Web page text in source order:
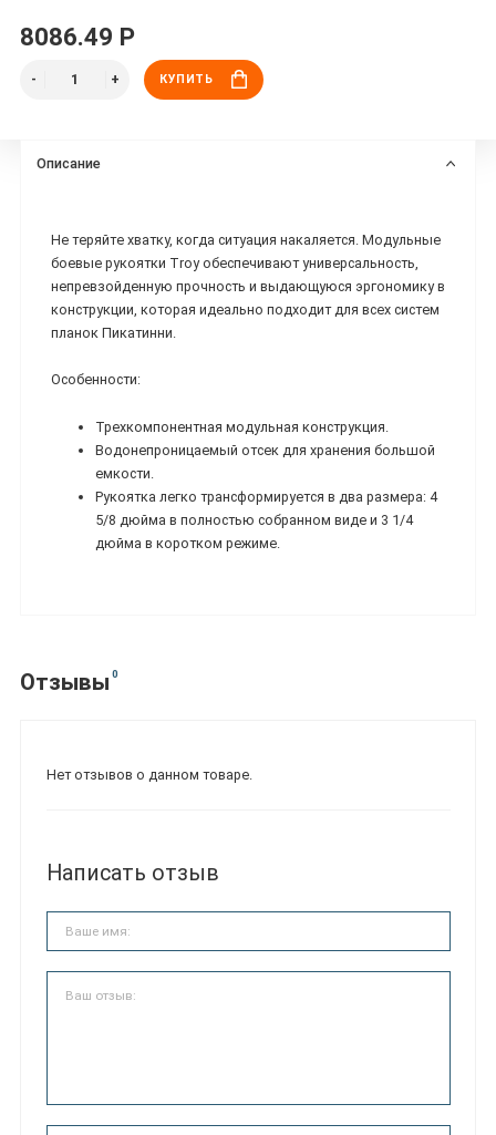
8086.49 Р
КУПИТЬ
Описание
Не теряйте хватку, когда ситуация накаляется. Модульные
боевые рукоятки Troy обеспечивают универсальность,
непревзойденную прочность и выдающуюся эргономику в
конструкции, которая идеально подходит для всех систем
планок Пикатинни.
Особенности:
Трехкомпонентная модульная конструкция.
Водонепроницаемый отсек для хранения большой
емкости.
Рукоятка легко трансформируется в два размера: 4
5/8 дюйма в полностью собранном виде и 3 1/4
дюйма в коротком режиме.
Отзывы 0
Нет отзывов о данном товаре.
Написать отзыв